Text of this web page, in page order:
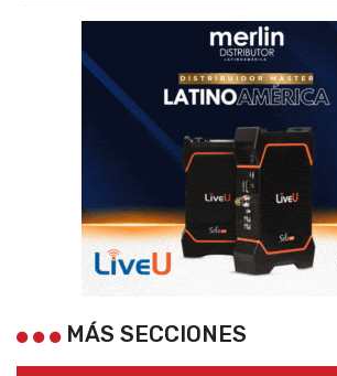
MÁS SECCIONES